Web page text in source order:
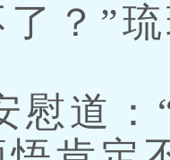
了？”
道：